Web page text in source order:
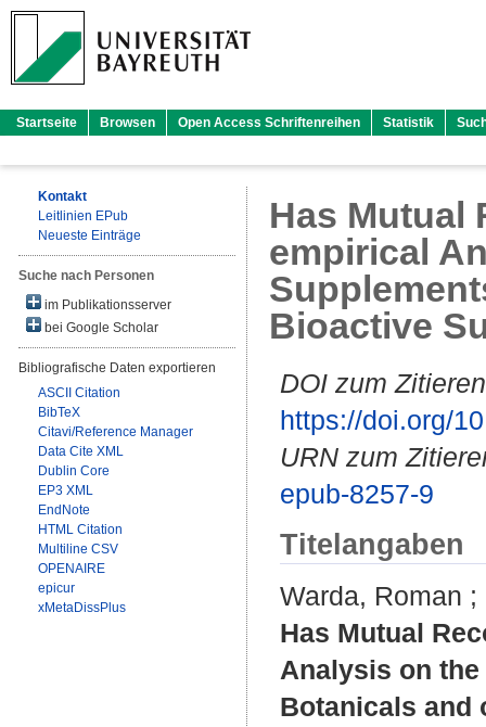
Startseite Browsen Open Access Schriftenreihen Statistik
Kontakt
Leitlinien EPub
Neueste Einträge
Suche nach Personen
im Publikationsserver
bei Google Scholar
Bibliografische Daten exportieren
ASCII Citation
BibTeX
Citavi/Reference Manager
Data Cite XML
Dublin Core
EP3 XML
EndNote
HTML Citation
Multiline CSV
OPENAIRE
epicur
xMetaDissPlus
Has Mutual
empirical
Bioactive
DOI zum
https://doi.org/
URN zum
epub-8257-9
Titelangaben
Warda, Roman ;
Has Mutual
Analysis on
Botanicals and